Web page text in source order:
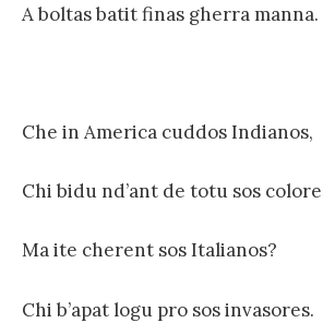
A boltas batit finas gherra manna.
Che in America cuddos Indianos,
Chi bidu nd’ant de totu sos
Ma ite cherent sos Italianos?
Chi b’apat logu pro sos invasores.